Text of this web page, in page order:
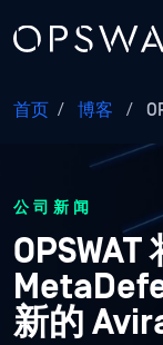
首页 / 博客 /
公司新闻
OPSWAT
新的